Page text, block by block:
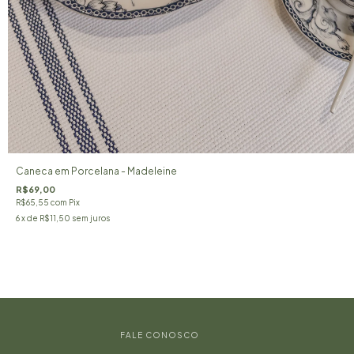
Caneca em Porcelana - Madeleine
R$69,00
R$65,55 com Pix
6x de R$11,50 sem juros
FALE CONOSCO